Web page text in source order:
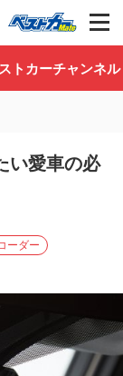
」 Club
トカーチャンネル
い愛車の必
ーダー